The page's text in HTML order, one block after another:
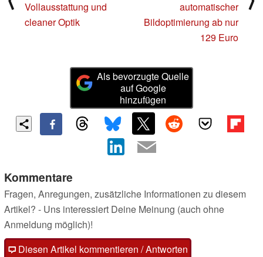
Vollausstattung und
cleaner Optik
automatischer
Bildoptimierung ab nur
129 Euro
Als bevorzugte Quelle
auf Google
hinzufügen
Kommentare
Fragen, Anregungen, zusätzliche Informationen zu diesem
Artikel? - Uns interessiert Deine Meinung (auch ohne
Anmeldung möglich)!
Diesen Artikel kommentieren / Antworten